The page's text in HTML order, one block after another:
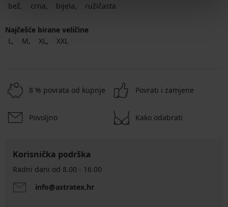
bež
crna bijela ružičasta
Najčešće birane veličine
L
M XL XXL
8 % povrata od kupnje Povrati i zamjene
Povoljno Kako odabrati
Korisnička podrška
Radni dani od 8.00 - 16.00
info@astratex.hr